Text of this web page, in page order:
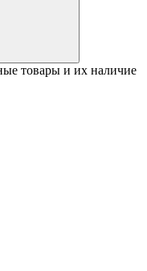
товары и их наличие